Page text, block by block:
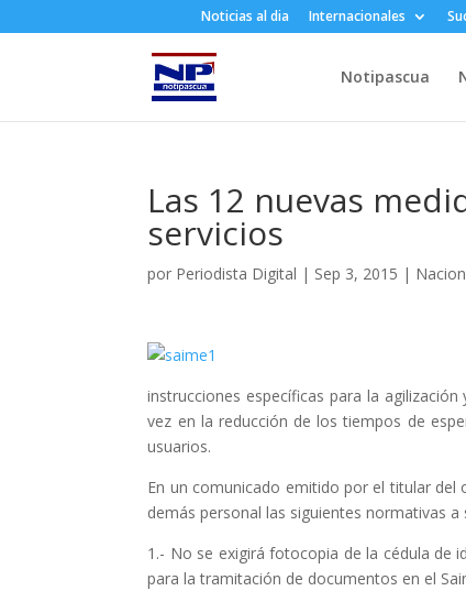
Noticias al dia Internacionales
Notipascua
Las 12 nuevas
servicios
por Periodista Digital | Sep 3, 2015 |
instrucciones específicas para la
vez en la reducción de los tiempos de
usuarios.
En un comunicado emitido por el titular
demás personal las siguientes normativas a
1.- No se exigirá fotocopia de la cédula de
para la tramitación de documentos en el